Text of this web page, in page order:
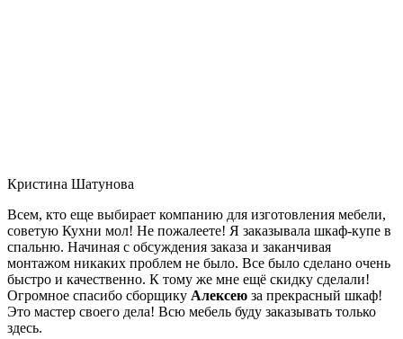
Кристина Шатунова
Всем, кто еще выбирает компанию для изготовления мебели,
советую Кухни мол! Не пожалеете! Я заказывала шкаф-купе в
спальню. Начиная с обсуждения заказа и заканчивая
монтажом никаких проблем не было. Все было сделано очень
быстро и качественно. К тому же мне ещё скидку сделали!
Огромное спасибо сборщику Алексею за прекрасный шкаф!
Это мастер своего дела! Всю мебель буду заказывать только
здесь.